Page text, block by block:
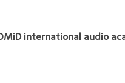
international audio